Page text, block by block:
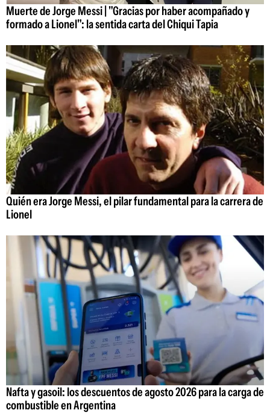
Muerte de Jorge Messi | "Gracias por haber acompañado y
formado a Lionel": la sentida carta del Chiqui Tapia
Quién era Jorge Messi, el pilar fundamental para la carrera de
Lionel
Nafta y gasoil: los descuentos de agosto 2026 para la carga de
combustible en Argentina